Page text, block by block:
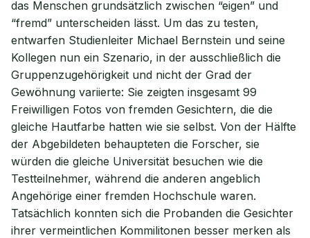
das Menschen grundsätzlich zwischen “eigen” und
“fremd” unterscheiden lässt. Um das zu testen,
entwarfen Studienleiter Michael Bernstein und seine
Kollegen nun ein Szenario, in der ausschließlich die
Gruppenzugehörigkeit und nicht der Grad der
Gewöhnung variierte: Sie zeigten insgesamt 99
Freiwilligen Fotos von fremden Gesichtern, die die
gleiche Hautfarbe hatten wie sie selbst. Von der Hälfte
der Abgebildeten behaupteten die Forscher, sie
würden die gleiche Universität besuchen wie die
Testteilnehmer, während die anderen angeblich
Angehörige einer fremden Hochschule waren.
Tatsächlich konnten sich die Probanden die Gesichter
ihrer vermeintlichen Kommilitonen besser merken als